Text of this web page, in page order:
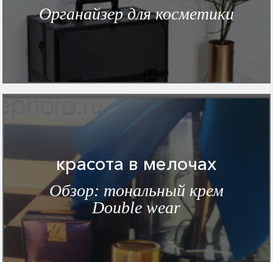
Органайзер для косметики
красота в мелочах
Обзор: тональный крем
Double wear